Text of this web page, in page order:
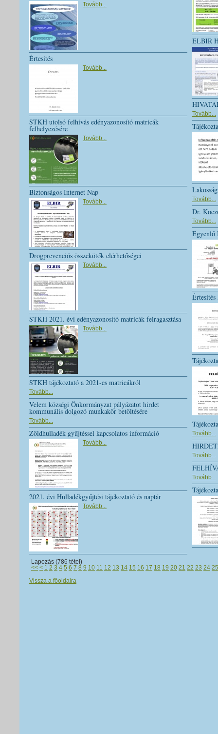
Tovább...
Értesítés
Tovább...
STKH utolsó felhívás edényazonosító matricák
felhelyezésére
Tovább...
Biztonságos Internet Nap
Tovább...
Drogprevenciós összekötők elérhetőségei
Tovább...
STKH 2021. évi edényazonosító matricák felragasztása
Tovább...
STKH tájékoztató a 2021-es matricákról
Tovább...
Velem községi Önkormányzat pályázatot hirdet
kommunális dolgozó munkakör betöltésére
Tovább...
Zöldhulladék gyűjtéssel kapcsolatos információ
Tovább...
2021. évi Hulladékgyűjtési tájékoztató és naptár
Tovább...
ELBIR
Tovább...
Tovább...
Dr.
Tovább...
Egyenlő
Értesítés
Tovább...
Tovább...
Tovább...
Lapozás (786 tétel)
<< < 1 2 3 4 5 6 7 8 9 10 11 12 13 14 15 16 17 18 19 20 21 22 23 24 25
Vissza a főoldalra